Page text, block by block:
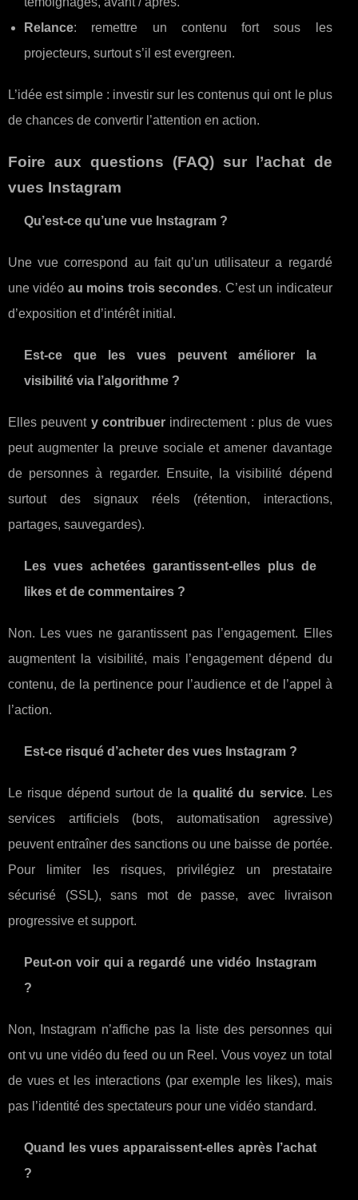
Relance: remettre un contenu fort sous les
projecteurs, surtout s’il est evergreen.
L’idée est simple : investir sur les contenus qui ont le plus
de chances de convertir l’attention en action.
Foire aux questions (FAQ) sur l’achat de
vues Instagram
Qu’est-ce qu’une vue Instagram ?
Une vue correspond au fait qu’un utilisateur a regardé
une vidéo au moins trois secondes. C’est un indicateur
d’exposition et d’intérêt initial.
Est-ce que les vues peuvent améliorer la
visibilité via l’algorithme ?
Elles peuvent y contribuerindirectement : plus de vues
peut augmenter la preuve sociale et amener davantage
de personnes à regarder. Ensuite, la visibilité dépend
surtout des signaux réels (rétention, interactions,
partages, sauvegardes).
Les vues achetées garantissent-elles plus de
likes et de commentaires ?
Non. Les vues ne garantissent pas l’engagement. Elles
augmentent la visibilité, mais l’engagement dépend du
contenu, de la pertinence pour l’audience et de l’appel à
l’action.
Est-ce risqué d’acheter des vues Instagram ?
Le risque dépend surtout de laqualité du service. Les
services artificiels (bots, automatisation agressive)
peuvent entraîner des sanctions ou une baisse de portée.
Pour limiter les risques, privilégiez un prestataire
sécurisé (SSL), sans mot de passe, avec livraison
progressive et support.
Peut-on voir qui a regardé une vidéo Instagram
?
Non, Instagram n’affiche pas la liste des personnes qui
ont vu une vidéo du feed ou un Reel. Vous voyez un total
de vues et les interactions (par exemple les likes), mais
pas l’identité des spectateurs pour une vidéo standard.
Quand les vues apparaissent-elles après l’achat
?